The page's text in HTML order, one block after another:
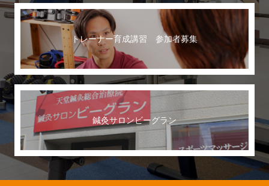
トレーナー育成講習 参加者募集
鍼灸サロンビーグラン